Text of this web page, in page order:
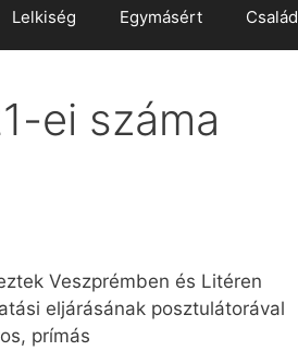
Lelkiség Egymásért Család
ei száma
Veszprémben és Litéren
eljárásának posztulátorával
prímás